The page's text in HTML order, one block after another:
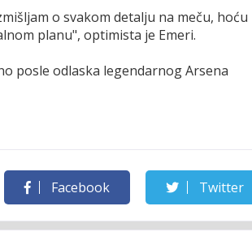
o svakom detalju na meču, hoću
planu", optimista je Emeri.
posle odlaska legendarnog Arsena
Facebook Twitter